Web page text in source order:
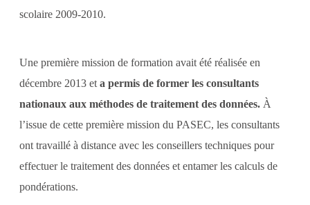
scolaire 2009-2010.
Une première mission de formation avait été réalisée en
décembre 2013 et a permis de former les consultants
nationaux aux méthodes de traitement des données. À
l’issue de cette première mission du PASEC, les consultants
ont travaillé à distance avec les conseillers techniques pour
effectuer le traitement des données et entamer les calculs de
pondérations.